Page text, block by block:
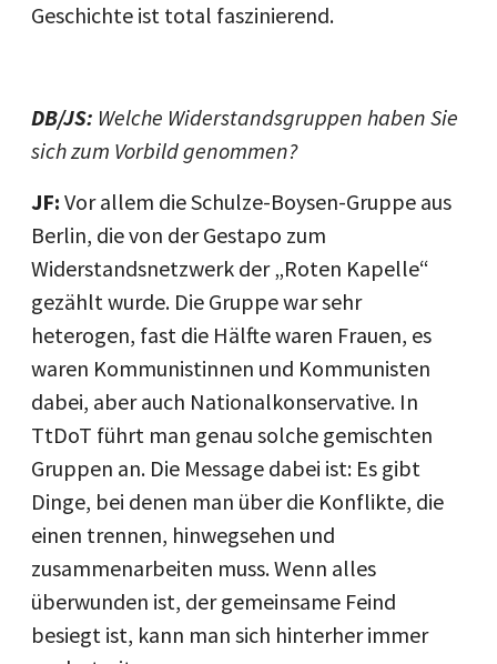
Geschichte ist total faszinierend.
DB/JS: Welche Widerstandsgruppen haben Sie
sich zum Vorbild genommen?
JF: Vor allem die Schulze-Boysen-Gruppe aus
Berlin, die von der Gestapo zum
Widerstandsnetzwerk der „Roten Kapelle“
gezählt wurde. Die Gruppe war sehr
heterogen, fast die Hälfte waren Frauen, es
waren Kommunistinnen und Kommunisten
dabei, aber auch Nationalkonservative. In
TtDoT führt man genau solche gemischten
Gruppen an. Die Message dabei ist: Es gibt
Dinge, bei denen man über die Konflikte, die
einen trennen, hinwegsehen und
zusammenarbeiten muss. Wenn alles
überwunden ist, der gemeinsame Feind
besiegt ist, kann man sich hinterher immer